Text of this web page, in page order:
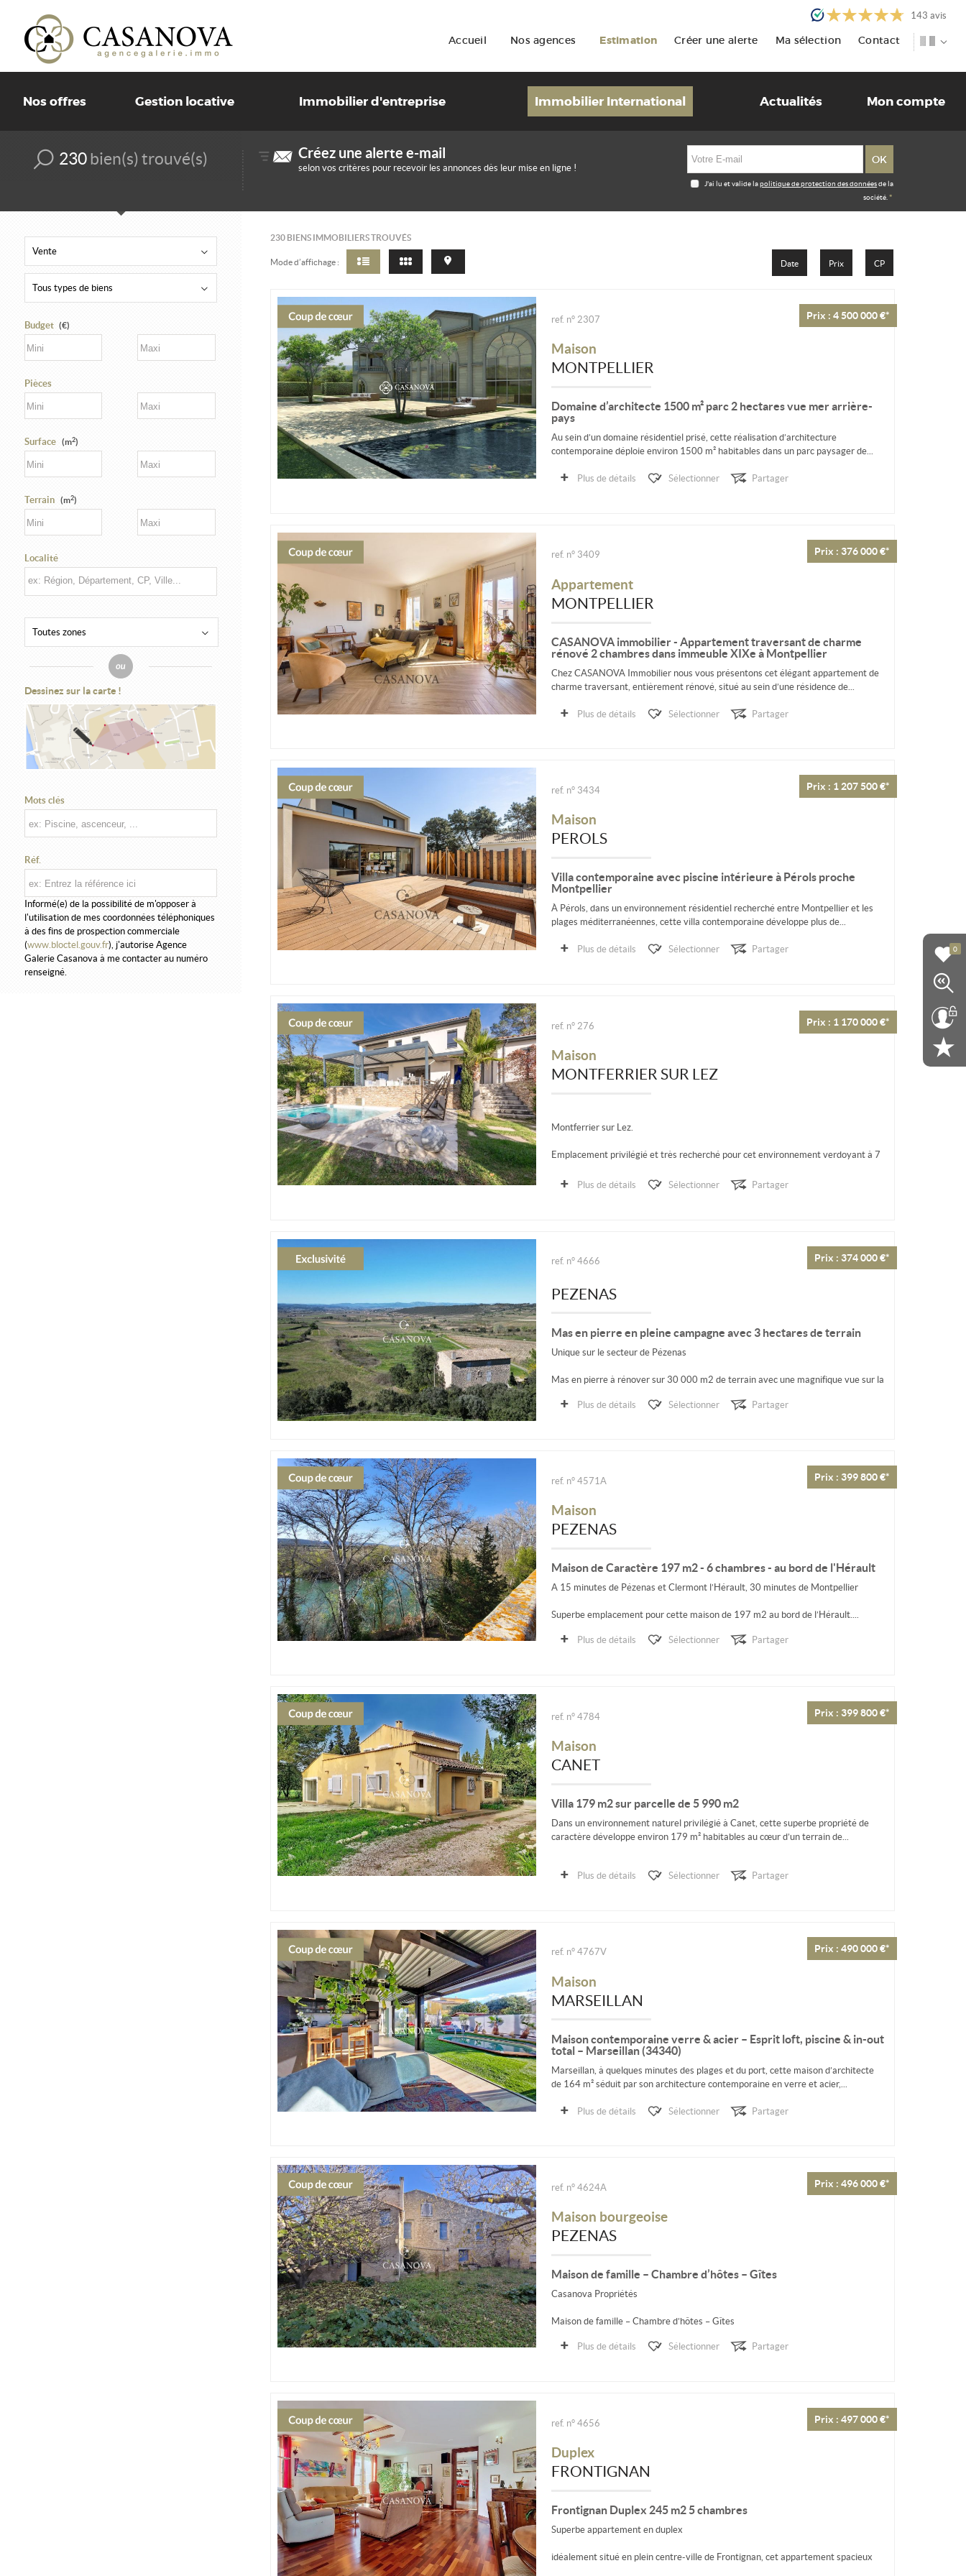
143 avis
Accueil Nos agences Estimation Créer une alerte Ma sélection Contact
0
Nos offres Gestion locative Immobilier d'entreprise Immobilier International Actualités Mon compte
230bien(s) trouvé(s) Créez une alerte e-mail
selon vos critères pour recevoir les annonces dès leur mise en ligne !
J'ai lu et valide lapolitique de protection des données de la
société. *
Vente
Tous types de biens
Budget (€)
Pièces
Surface (m2)
Terrain (m2)
Localité
Toutes zones
Dessinez sur la carte !
Mots clés
Réf.
Informé(e) de la possibilité de m'opposer à
l'utilisation de mes coordonnées téléphoniques
à des fins de prospection commerciale
(www.bloctel.gouv.fr), j'autorise Agence
Galerie Casanova à me contacter au numéro
renseigné.
230 BIENS IMMOBILIERS TROUVÉS
Mode d’affichage : Date Prix CP
Prix : 4 500 000 €*
ref. n° 2307
Maison
MONTPELLIER
Domaine d’architecte 1500 m² parc 2 hectares vue mer arrière-
pays
Au sein d’un domaine résidentiel prisé, cette réalisation d’architecture
contemporaine déploie environ 1500 m² habitables dans un parc paysager de...
Plus de détails Sélectionner Partager
Prix : 376 000 €*
ref. n° 3409
Appartement
MONTPELLIER
CASANOVA immobilier - Appartement traversant de charme
rénové 2 chambres dans immeuble XIXe à Montpellier
Chez CASANOVA Immobilier nous vous présentons cet élégant appartement de
charme traversant, entièrement rénové, situé au sein d’une résidence de...
Plus de détails Sélectionner Partager
Prix : 1 207 500 €*
ref. n° 3434
Maison
PEROLS
Villa contemporaine avec piscine intérieure à Pérols proche
Montpellier
À Pérols, dans un environnement résidentiel recherché entre Montpellier et les
plages méditerranéennes, cette villa contemporaine développe plus de...
Plus de détails Sélectionner Partager
Prix : 1 170 000 €*
ref. n° 276
Maison
MONTFERRIER SUR LEZ
Montferrier sur Lez.
Emplacement privilégié et très recherché pour cet environnement verdoyant à 7
Plus de détails
Sélectionner Partager
Prix : 374 000 €*
ref. n° 4666
PEZENAS
Mas en pierre en pleine campagne avec 3 hectares de terrain
Unique sur le secteur de Pézenas
Mas en pierre à rénover sur 30 000 m2 de terrain avec une magnifique vue sur la
Plus de détails
Sélectionner Partager
Prix : 399 800 €*
ref. n° 4571A
Maison
PEZENAS
Maison de Caractère 197 m2 - 6 chambres - au bord de l'Hérault
A 15 minutes de Pézenas et Clermont l’Hérault, 30 minutes de Montpellier
Superbe emplacement pour cette maison de 197 m2 au bord de l’Hérault....
Plus de détails Sélectionner Partager
Prix : 399 800 €*
ref. n° 4784
Maison
CANET
Villa 179 m2 sur parcelle de 5 990 m2
Dans un environnement naturel privilégié à Canet, cette superbe propriété de
caractère développe environ 179 m² habitables au cœur d’un terrain de...
Plus de détails Sélectionner Partager
Prix : 490 000 €*
ref. n° 4767V
Maison
MARSEILLAN
Maison contemporaine verre & acier – Esprit loft, piscine & in-out
total – Marseillan (34340)
Marseillan, à quelques minutes des plages et du port, cette maison d’architecte
de 164 m² séduit par son architecture contemporaine en verre et acier,...
Plus de détails Sélectionner Partager
Prix : 496 000 €*
ref. n° 4624A
Maison bourgeoise
PEZENAS
Maison de famille – Chambre d’hôtes – Gîtes
Casanova Propriétés
Maison de famille – Chambre d’hôtes – Gîtes
Propriété à rénover de 910 m2 utiles (environ 600 – 700 m2 habitables) sur
Plus de détails Sélectionner Partager
Prix : 497 000 €*
ref. n° 4656
Duplex
FRONTIGNAN
Frontignan Duplex 245 m2 5 chambres
Superbe appartement en duplex
idéalement situé en plein centre-ville de Frontignan, cet appartement spacieux